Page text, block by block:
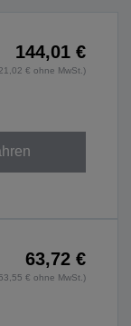
144,01 €
€ ohne MwSt.)
63,72 €
€ ohne MwSt.)